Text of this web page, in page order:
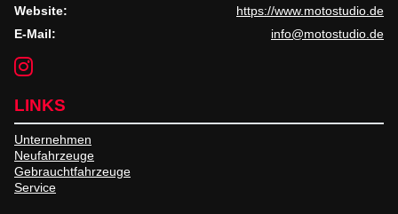
Website:
https://www.motostudio.de
E-Mail:
info@motostudio.de
LINKS
Unternehmen
Neufahrzeuge
Gebrauchtfahrzeuge
Service